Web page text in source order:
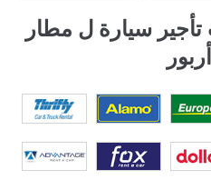
سيارة ل مطار